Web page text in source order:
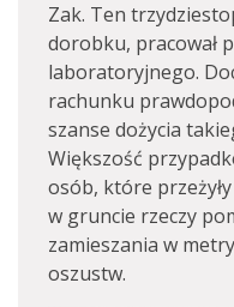
Zak. Ten
dorobku, pracował
laboratoryjnego.
rachunku
szanse dożycia
Większość
osób, które
w gruncie rzeczy
zamieszania w
oszustw.